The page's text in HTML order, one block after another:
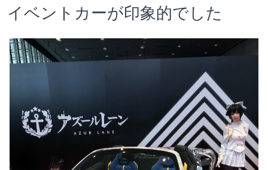
イベントカーが印象的でした